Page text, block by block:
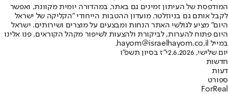
המודפסת של העיתון זמינים גם באתר, במהדורה יומית מקוונת, ואפשר
לקבל אותם גם בניוזלטר. מועדון ההטבות הייחודי "הקליקה של ישראל
היום" מציע לגולשי האתר הנחות ומבצעים על מוצרים ושירותים. ישראל
היום פתוח להערות, לביקורת ולהצעות לשיפור מקהל הקוראים. פנו אלינו
במייל hayom@israelhayom.co.il.
יום שלישי, 2.6.2026
י"ז בסיון תשפ"ו
חדשות
דעות
ספורט
ForReal